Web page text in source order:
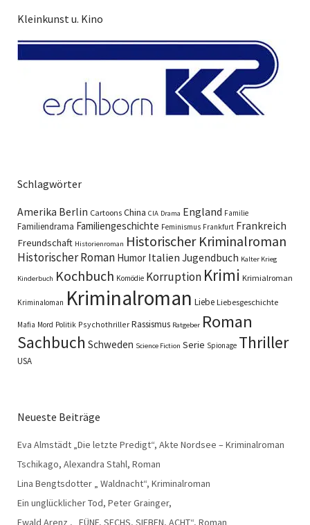
Kleinkunst u. Kino
Schlagwörter
Amerika Berlin Cartoons China CIA Drama England Familie
Familiendrama Familiengeschichte Feminismus Frankfurt Frankreich
Freundschaft Historienroman Historischer Kriminalroman
Historischer Roman Humor Italien Jugendbuch Kalter Krieg
Kinderbuch Kochbuch Komödie Korruption Krimi Krimialroman
Kriminaloman Kriminalroman Liebe Liebesgeschichte
Mafia Mord Politik Psychothriller Rassismus Ratgeber Roman
Sachbuch Schweden Science Fiction Serie Spionage Thriller
USA
Neueste Beiträge
Eva Almstädt „Die letzte Predigt“, Akte Nordsee – Kriminalroman
Tschikago, Alexandra Stahl, Roman
Lina Bengtsdotter „ Waldnacht“, Kriminalroman
Ein unglücklicher Tod, Peter Grainger,
Ewald Arenz , „FÜNF, SECHS, SIEBEN, ACHT“, Roman